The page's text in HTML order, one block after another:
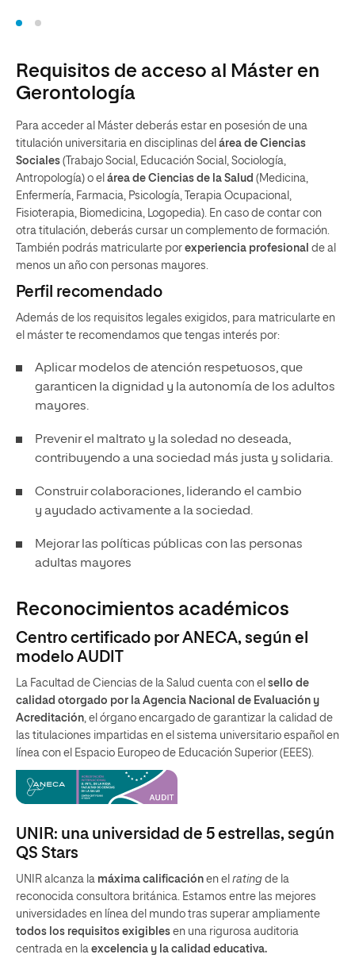
Requisitos de acceso al Máster en
Gerontología
Para acceder al Máster deberás estar en posesión de una
titulación universitaria en disciplinas del área de Ciencias
Sociales (Trabajo Social, Educación Social, Sociología,
Antropología) o el área de Ciencias de la Salud (Medicina,
Enfermería, Farmacia, Psicología, Terapia Ocupacional,
Fisioterapia, Biomedicina, Logopedia). En caso de contar con
otra titulación, deberás cursar un complemento de formación.
También podrás matricularte por experiencia profesional de al
menos un año con personas mayores.
Perfil recomendado
Además de los requisitos legales exigidos, para matricularte en
el máster te recomendamos que tengas interés por:
Aplicar modelos de atención respetuosos, que
garanticen la dignidad y la autonomía de los adultos
mayores.
Prevenir el maltrato y la soledad no deseada,
contribuyendo a una sociedad más justa y solidaria.
Construir colaboraciones, liderando el cambio
y ayudado activamente a la sociedad.
Mejorar las políticas públicas con las personas
adultas mayores
Reconocimientos académicos
Centro certificado por ANECA, según el
modelo AUDIT
La Facultad de Ciencias de la Salud cuenta con el sello de
calidad otorgado por la Agencia Nacional de Evaluación y
Acreditación, el órgano encargado de garantizar la calidad de
las titulaciones impartidas en el sistema universitario español en
línea con el Espacio Europeo de Educación Superior (EEES).
UNIR: una universidad de 5 estrellas, según
QS Stars
UNIR alcanza la máxima calificación en el rating de la
reconocida consultora británica. Estamos entre las mejores
universidades en línea del mundo tras superar ampliamente
todos los requisitos exigibles en una rigurosa auditoria
centrada en la excelencia y la calidad educativa.